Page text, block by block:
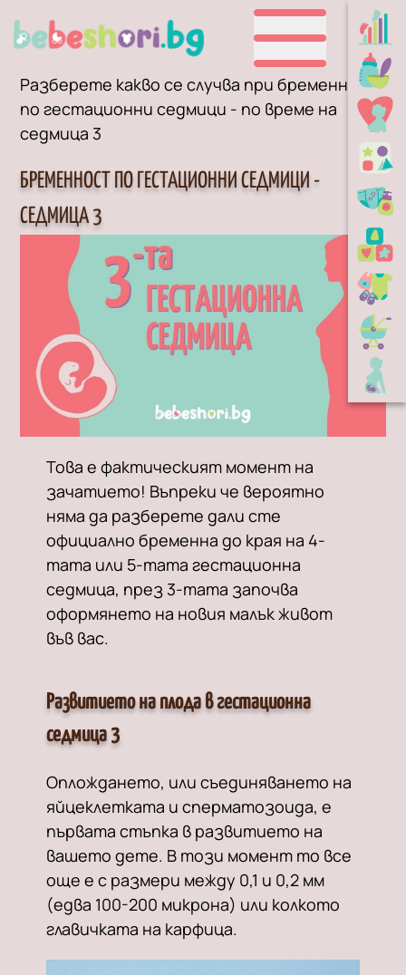
Разберете какво се случва при бременност
по гестационни седмици - по време на
седмица 3
БРЕМЕННОСТ ПО ГЕСТАЦИОННИ СЕДМИЦИ -
СЕДМИЦА 3
Това е фактическият момент на
зачатието! Въпреки че вероятно
няма да разберете дали сте
официално бременна до края на 4-
тата или 5-тата гестационна
седмица, през 3-тата започва
оформянето на новия малък живот
във вас.
Развитието на плода в гестационна
седмица 3
Оплождането, или съединяването на
яйцеклетката и сперматозоида, е
първата стъпка в развитието на
вашето дете. В този момент то все
още е с размери между 0,1 и 0,2 мм
(едва 100-200 микрона) или колкото
главичката на карфица.